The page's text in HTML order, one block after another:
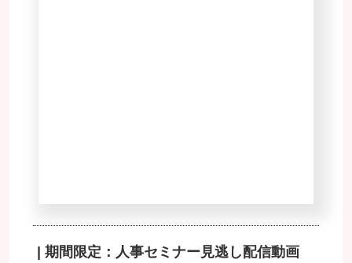
| 期間限定：人事セミナー見逃し配信動画